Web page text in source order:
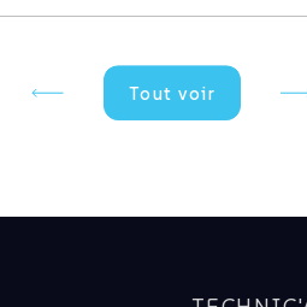
Tout voir